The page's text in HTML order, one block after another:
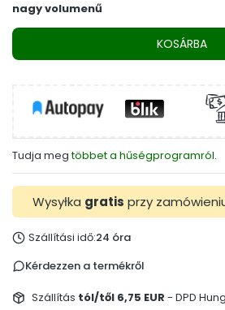
nagy volumenű
KOSÁRBA
Tudja megtöbbet a hűségprogramról.
Wysyłka gratis przy
Szállítási idő:24 óra
Kérdezzen a termékről
Szállítás tól/től 6,75 EUR - DPD